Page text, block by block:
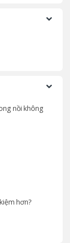
nồi không
hơn?